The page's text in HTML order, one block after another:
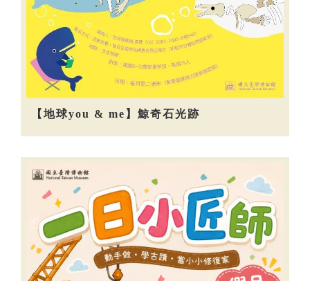
【地球you & me】鯨奇石光跡